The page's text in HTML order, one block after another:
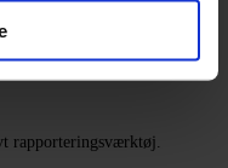
ændrer dashboardet
rapporteringsværktøj.